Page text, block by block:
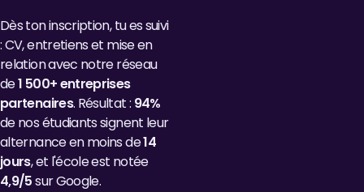
Dès ton inscription, tu es suivi
: CV, entretiens et mise en
relation avec notre réseau
de1 500+ entreprises
partenaires. Résultat : 94%
de nos étudiants signent leur
alternance en moins de14
jours, et l'école est notée
4,9/5sur Google.